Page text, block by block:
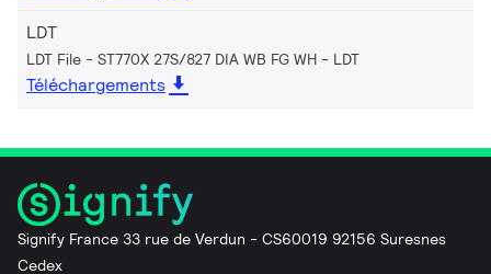
LDT
LDT File - ST770X 27S/827 DIA WB FG WH LDT
Téléchargements
Signify France 33 rue de Verdun - CS60019 92156 Suresnes
Cedex